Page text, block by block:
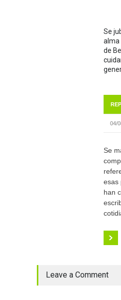
Se
alma
de
04/
Se
esas
han
Leave a Comment